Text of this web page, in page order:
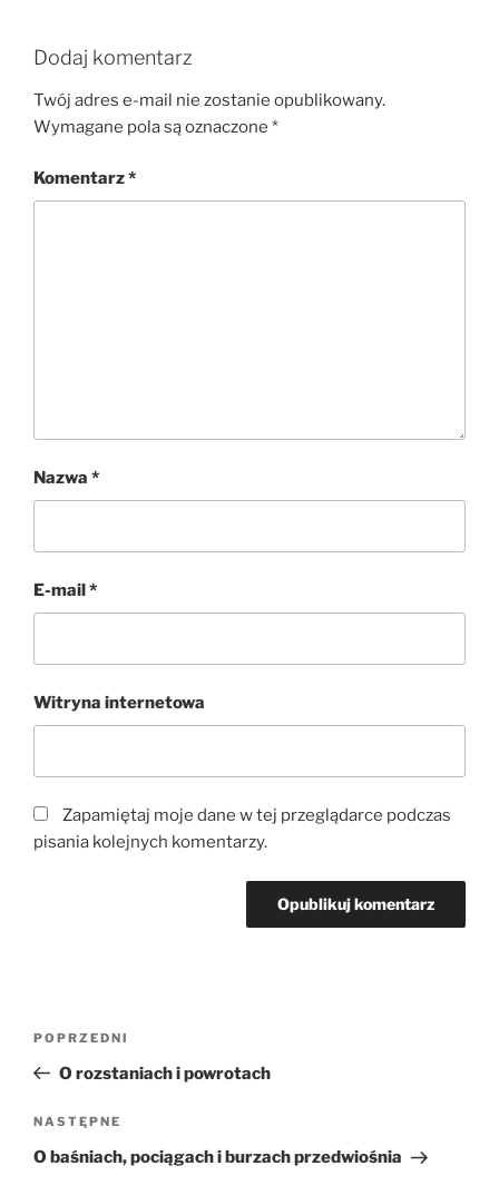
Dodaj komentarz
Twój adres e-mail nie zostanie opublikowany.
Wymagane pola są oznaczone *
Komentarz*
Nazwa *
E-mail*
Witryna internetowa
Zapamiętaj moje dane w tej przeglądarce podczas
pisania kolejnych komentarzy.
Poprzedni
wpis
POPRZEDNI
O rozstaniach i powrotach
Następny
wpis
NASTĘPNE
O baśniach, pociągach i burzach przedwiośnia